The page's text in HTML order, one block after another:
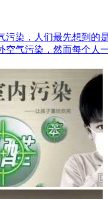
染，人们最先想到的
空气污染，然而每个人